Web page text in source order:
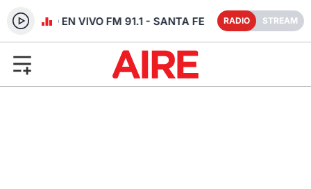
RADIO EN VIVO FM 91.1 - SANTA FE RADIO STREAM